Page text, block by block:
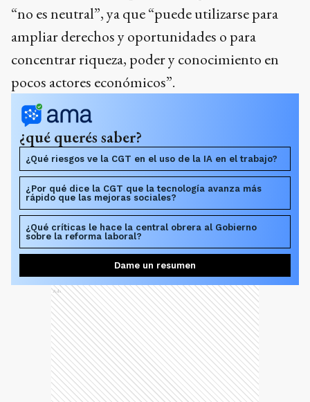
“no es neutral”, ya que “puede utilizarse para
ampliar derechos y oportunidades o para
concentrar riqueza, poder y conocimiento en
pocos actores económicos”.
¿qué querés saber?
¿Qué riesgos ve la CGT en el uso de la IA en el trabajo?
¿Por qué dice la CGT que la tecnología avanza más
rápido que las mejoras sociales?
¿Qué críticas le hace la central obrera al Gobierno
sobre la reforma laboral?
Dame un resumen
Ads